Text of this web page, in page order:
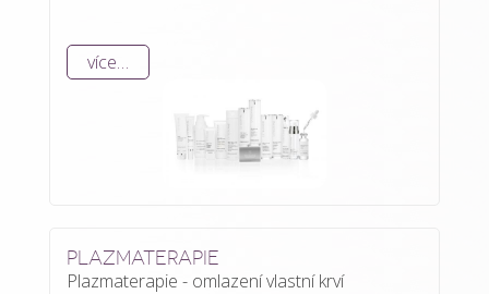
více…
PLAZMATERAPIE
Plazmaterapie - omlazení vlastní krví